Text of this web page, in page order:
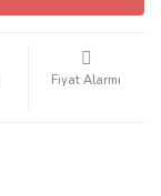
Fiyat Alarmı